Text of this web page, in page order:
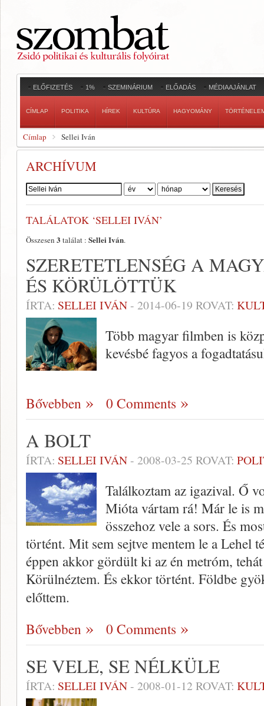
ELŐFIZETÉS 1% SZEMINÁRIUM ELŐADÁS MÉDIAAJÁNLAT
CÍMLAP POLITIKA HÍREK KULTÚRA HAGYOMÁNY
Címlap Sellei Iván
ARCHÍVUM
Szerző:
TALÁLATOK ‘SELLEI IVÁN’
Összesen 3 találat : Sellei Iván.
SZERETETLENSÉG A
ÉS KÖRÜLÖTTÜK
ÍRTA: SELLEI IVÁN- 2014-06-19 ROVAT:
Több magyar filmben is
kevésbé fagyos a
Bővebben 0 Comments
A BOLT
ÍRTA: SELLEI IVÁN- 2008-03-25 ROVAT:
Találkoztam az igazival. Ő
Mióta vártam rá! Már le is
összehoz vele a sors. És
történt. Mit sem sejtve mentem le a Lehel
éppen akkor gördült ki az én metróm,
Körülnéztem. És ekkor történt. Földbe
előttem.
Bővebben
0 Comments
SE VELE, SE NÉLKÜLE
ÍRTA: SELLEI IVÁN- 2008-01-12 ROVAT: